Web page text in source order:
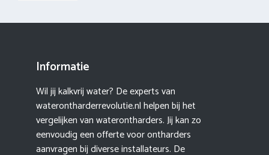
Informatie
Wil jij kalkvrij water? De experts van
waterontharderrevolutie.nl helpen bij het
vergelijken van waterontharders. Jij kan zo
eenvoudig een offerte voor ontharders
aanvragen bij diverse installateurs. De